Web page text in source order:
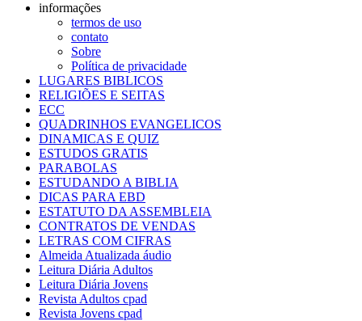
informações
termos de uso
contato
Sobre
Política de privacidade
LUGARES BIBLICOS
RELIGIÕES E SEITAS
ECC
QUADRINHOS EVANGELICOS
DINAMICAS E QUIZ
ESTUDOS GRATIS
PARABOLAS
ESTUDANDO A BIBLIA
DICAS PARA EBD
ESTATUTO DA ASSEMBLEIA
CONTRATOS DE VENDAS
LETRAS COM CIFRAS
Almeida Atualizada áudio
Leitura Diária Adultos
Leitura Diária Jovens
Revista Adultos cpad
Revista Jovens cpad